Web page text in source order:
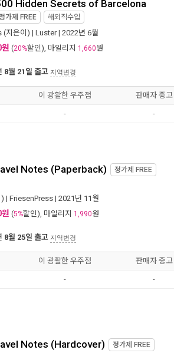
Hidden Secrets of Barcelona
가제 FREE 해외직수입
(지은이) | Luster| 2022년 6월
(20%할인), 마일리지 1,660원
8월 21일 출고 지역변경
이 광활한 우주점 판매자 중고
- -
Notes (Paperback) 정가제 FREE
| FriesenPress | 2021년 11월
(5%할인), 마일리지 1,990원
8월 25일 출고 지역변경
이 광활한 우주점 판매자 중고
- -
Notes (Hardcover) 정가제 FREE